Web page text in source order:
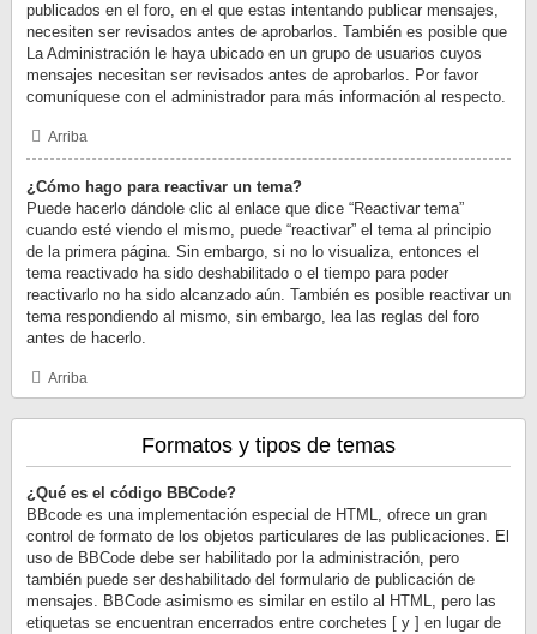
publicados en el foro, en el que estas intentando publicar mensajes,
necesiten ser revisados antes de aprobarlos. También es posible que
La Administración le haya ubicado en un grupo de usuarios cuyos
mensajes necesitan ser revisados antes de aprobarlos. Por favor
comuníquese con el administrador para más información al respecto.
Arriba
¿Cómo hago para reactivar un tema?
Puede hacerlo dándole clic al enlace que dice “Reactivar tema”
cuando esté viendo el mismo, puede “reactivar” el tema al principio
de la primera página. Sin embargo, si no lo visualiza, entonces el
tema reactivado ha sido deshabilitado o el tiempo para poder
reactivarlo no ha sido alcanzado aún. También es posible reactivar un
tema respondiendo al mismo, sin embargo, lea las reglas del foro
antes de hacerlo.
Arriba
Formatos y tipos de temas
¿Qué es el código BBCode?
BBcode es una implementación especial de HTML, ofrece un gran
control de formato de los objetos particulares de las publicaciones. El
uso de BBCode debe ser habilitado por la administración, pero
también puede ser deshabilitado del formulario de publicación de
mensajes. BBCode asimismo es similar en estilo al HTML, pero las
etiquetas se encuentran encerrados entre corchetes [ y ] en lugar de